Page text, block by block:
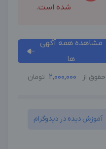
شده است.
مشاهده همه آگهی
ها
حقوق از 2,000,000 تومان
آموزش دیده در دیدوگرام